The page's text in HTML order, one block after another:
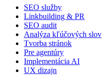
SEO služby
Linkbuilding & PR
SEO audit
Analýza kľúčových slov
Tvorba stránok
Pre agentúry
Implementácia AI
UX dizajn